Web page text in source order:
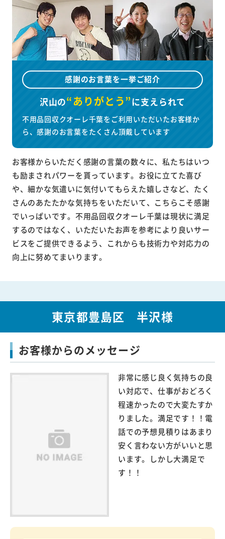
感謝のお言葉を一挙ご紹介
沢山の“ありがとう”に支えられて
不用品回収クオーレ千葉をご利用いただいたお客様か
ら、感謝のお言葉をたくさん頂戴しています
お客様からいただく感謝の言葉の数々に、私たちはいつ
も励まされパワーを貰っています。お役に立てた喜び
や、細かな気遣いに気付いてもらえた嬉しさなど、たく
さんのあたたかな気持ちをいただいて、こちらこそ感謝
でいっぱいです。不用品回収クオーレ千葉は現状に満足
するのではなく、いただいたお声を参考により良いサー
ビスをご提供できるよう、これからも技術力や対応力の
向上に努めてまいります。
東京都豊島区 半沢様
お客様からのメッセージ
非常に感じ良く気持ちの良
い対応で、仕事がおどろく
程速かったので大変たすか
りました。満足です！！電
話での予想見積りはあまり
安く言わない方がいいと思
います。しかし大満足で
す！！